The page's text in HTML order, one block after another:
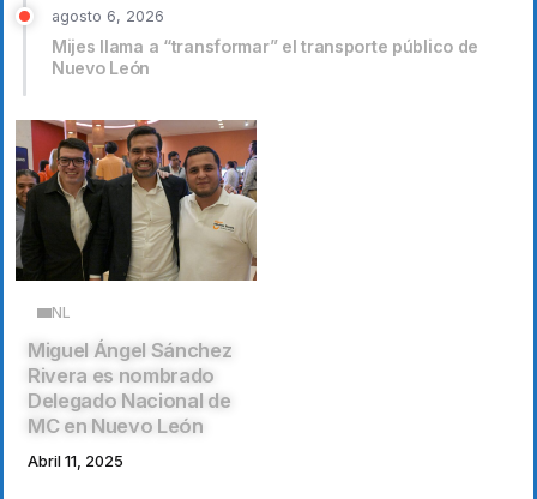
agosto 6, 2026
Mijes llama a “transformar” el transporte público de
Nuevo León
NL
Miguel Ángel Sánchez
Rivera es nombrado
Delegado Nacional de
MC en Nuevo León
Abril 11, 2025